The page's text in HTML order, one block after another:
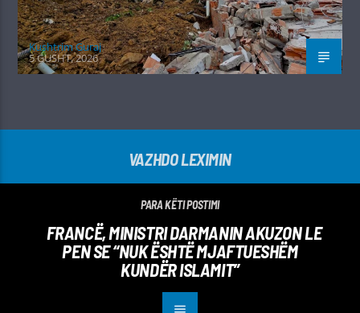
Kushtrim Guraj
5 GUSHT, 2026
VAZHDO LEXIMIN
PARA KËTI POSTIMI
FRANCË, MINISTRI DARMANIN AKUZON LE
PEN SE “NUK ËSHTË MJAFTUESHËM
KUNDËR ISLAMIT”